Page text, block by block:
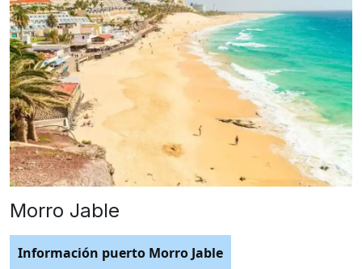
Morro Jable
Información puerto Morro Jable